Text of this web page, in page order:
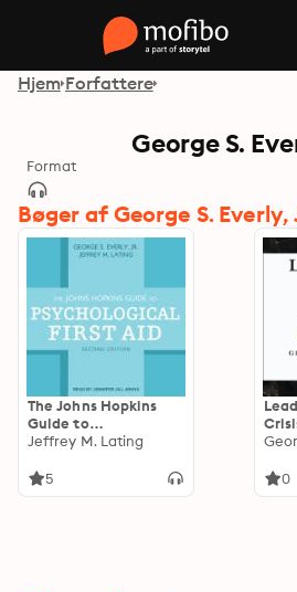
Hjem Forfattere
George S.
Format
Bøger af George S. Everly,
The Johns Hopkins
Guide to
Psychological First
Jeffrey M. Lating
5
of
0